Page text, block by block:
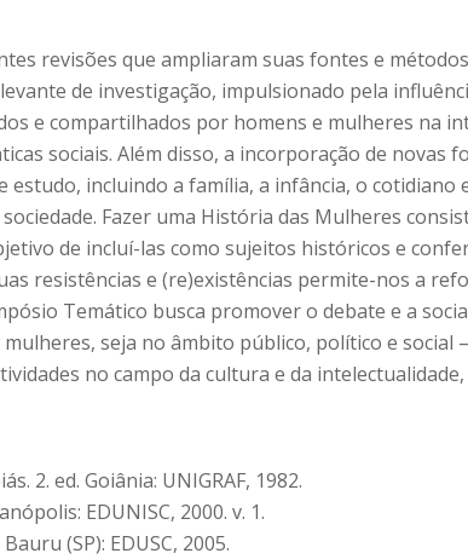
revisões que ampliaram suas fontes e
de investigação, impulsionado pela
e compartilhados por homens e mulheres na
sociais. Além disso, a incorporação de novas
incluindo a família, a infância, o cotidiano
Fazer uma História das Mulheres
de incluí-las como sujeitos históricos e
resistências e (re)existências permite-nos a
Temático busca promover o debate e a
seja no âmbito público, político e
no campo da cultura e da
2. ed. Goiânia: UNIGRAF, 1982.
EDUNISC, 2000. v. 1.
(SP): EDUSC, 2005.